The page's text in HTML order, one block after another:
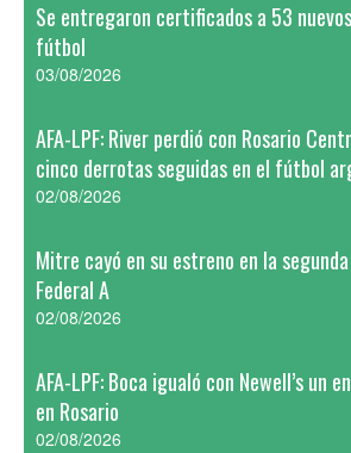
Se entregaron certificados a 53
fútbol
03/08/2026
AFA-LPF: River perdió con Rosario
cinco derrotas seguidas en el fútbol
02/08/2026
Mitre cayó en su estreno en la
Federal A
02/08/2026
AFA-LPF: Boca igualó con Newell’s un
en Rosario
02/08/2026